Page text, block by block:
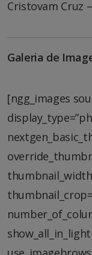
Cristovam Cruz
Galeria de
[ngg_images